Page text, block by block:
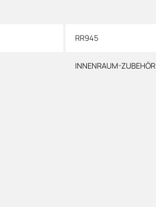
RR945
INNENRAUM-ZUBEHÖR